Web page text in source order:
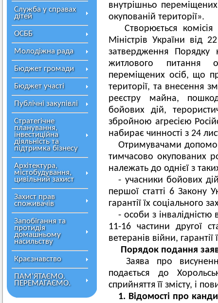
Служба у справах
дітей
ОСББ
Молодіжна рада
Бюджет громади
Бюджет участі
Публічні закупівлі
Стратегічне
планування,
інвестиційна
діяльність та
підтримка бізнесу
Архітектура,
містобудування,
цивільний захист
Захист прав
споживачів
Запобігання та
протидія
домашньому
насильству
Краєзнавство
ПАМ’ЯТАЄМО.
ПЕРЕМАГАЄМО.
внутрішньо
окупованій території».
Створюється
Міністрів України
затвердження
житлового питання
переміщених осіб, що
території, та внесення
реєстру майна,
бойових дій,
збройною агресією
набирає чинності з 24
Отримувачами
тимчасово окупованих
належать до однієї з
- учасники бойових
першої статті 6 Закону
гарантії їх соціального
- особи з інвалідністю
11-16 частини другої
ветеранів війни, гарантії
Порядок подання
Заява про
подається до
сприйняття її змісту, і
1. Відомості про